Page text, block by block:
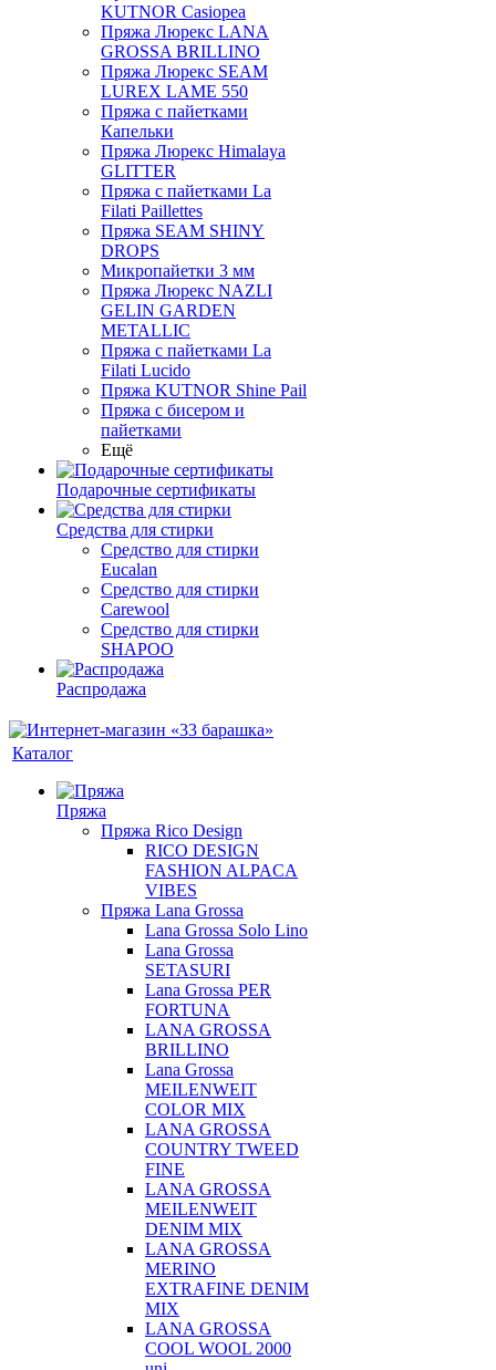
KUTNOR Casiopea
Пряжа Люрекс LANA
GROSSA BRILLINO
Пряжа Люрекс SEAM
LUREX LAME 550
Пряжа с пайетками
Капельки
Пряжа Люрекс Himalaya
GLITTER
Пряжа с пайетками La
Filati Paillettes
Пряжа SEAM SHINY
DROPS
Микропайетки 3 мм
Пряжа Люрекс NAZLI
GELIN GARDEN
METALLIC
Пряжа с пайетками La
Filati Lucido
Пряжа KUTNOR Shine Pail
Пряжа с бисером и
пайетками
Ещё
Подарочные сертификаты
Средства для стирки
Средство для стирки
Eucalan
Средство для стирки
Carewool
Средство для стирки
SHAPOO
Распродажа
Каталог
Пряжа
Пряжа Rico Design
RICO DESIGN
FASHION ALPACA
VIBES
Пряжа Lana Grossa
Lana Grossa Solo Lino
Lana Grossa
SETASURI
Lana Grossa PER
FORTUNA
LANA GROSSA
BRILLINO
Lana Grossa
MEILENWEIT
COLOR MIX
LANA GROSSA
COUNTRY TWEED
FINE
LANA GROSSA
MEILENWEIT
DENIM MIX
LANA GROSSA
MERINO
EXTRAFINE DENIM
MIX
LANA GROSSA
COOL WOOL 2000